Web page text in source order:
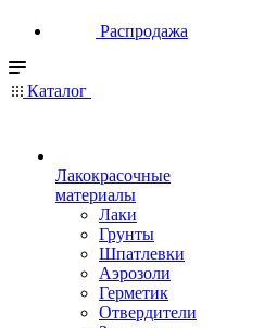
Распродажа
Каталог
Лакокрасочные
материалы
Лаки
Грунты
Шпатлевки
Аэрозоли
Герметик
Отвердители